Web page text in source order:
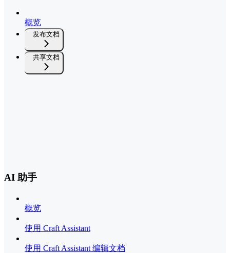
概览
发布文档
共享文档
AI 助手
概览
使用 Craft Assistant
使用 Craft Assistant 编辑文档